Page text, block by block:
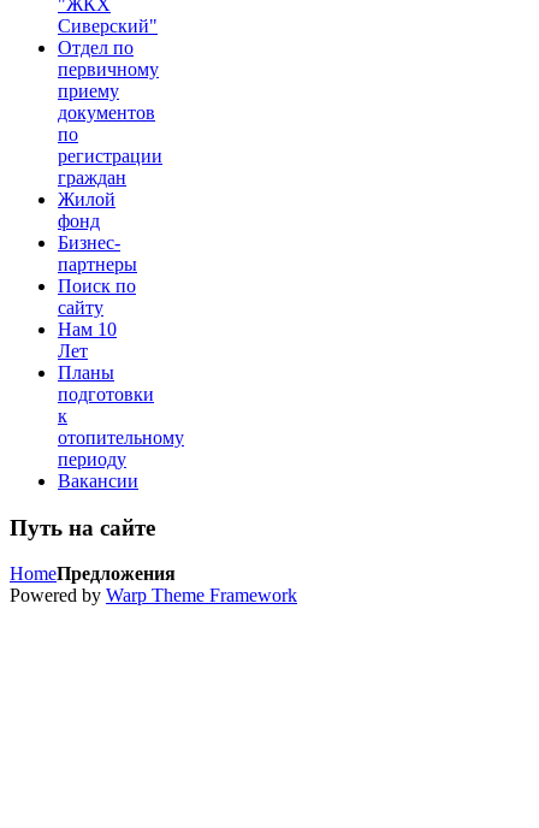
"ЖКХ
Сиверский"
Отдел по
первичному
приему
документов
по
регистрации
граждан
Жилой
фонд
Бизнес-
партнеры
Поиск по
сайту
Нам 10
Лет
Планы
подготовки
к
отопительному
периоду
Вакансии
Путь на сайте
HomeПредложения
Powered by Warp Theme Framework